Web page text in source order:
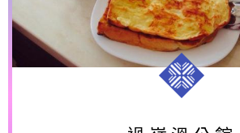
過嶺溫公館